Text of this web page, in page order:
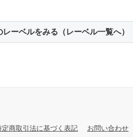
レーベルをみる（レーベル一覧へ）
定商取引法に基づく表記 お問い合わせ